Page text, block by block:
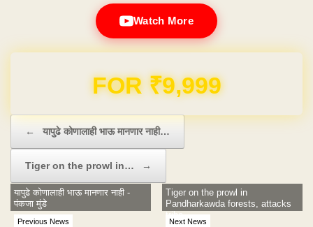
Watch More
Domain & Hosting FREE for 1 Year
← यापुढे कोणालाही भाऊ मानणार नाही…
Tiger on the prowl in… →
Previous News
यापुढे कोणालाही भाऊ मानणार नाही -
पंकजा मुंडे
Next News
Tiger on the prowl in
Pandharkawda forests, attacks
triba